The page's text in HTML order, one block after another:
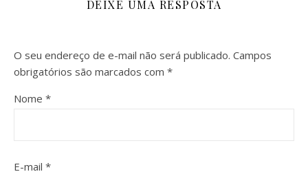
DEIXE UMA RESPOSTA
O seu endereço de e-mail não será publicado. Campos
obrigatórios são marcados com *
Nome *
E-mail *